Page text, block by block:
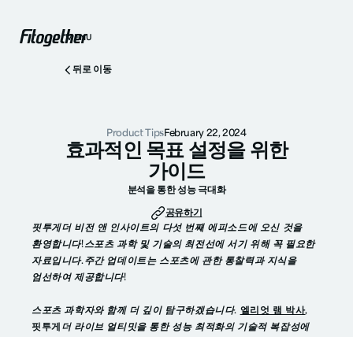
MENU
뒤로 이동
Product TipsFebruary 22, 2024
효과적인 목표 설정을 위한
가이드
분석을 통한 성능 극대화
공유하기
핏투게더 비전 앤 인사이트의 다섯 번째 에피소드에 오신 것을
환영합니다!스포츠 과학 및 기술의 최전선에 서기 위해 꼭 필요한
자료입니다.주간 업데이트는 스포츠에 관한 통찰력과 지식을
엄선하여 제공합니다!
스포츠 과학자와 함께 더 깊이 탐구하겠습니다. 엘리엇 램 박사,
핏투게 더 라이브 얼티밋을 통한 성능 최적화의 기술적 복잡성에